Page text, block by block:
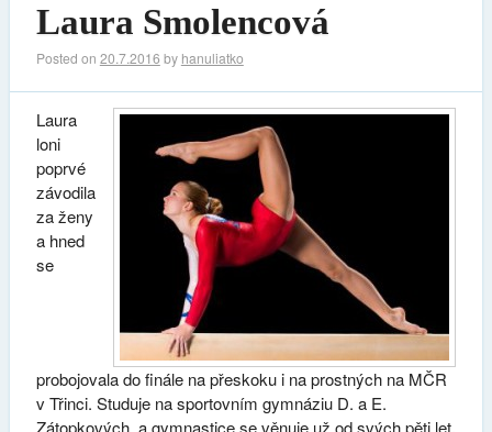
Laura Smolencová
Posted on 20.7.2016 by hanuliatko
Laura
loni
poprvé
závodila
za ženy
a hned
se
probojovala do finále na přeskoku i na prostných na MČR
v Třinci. Studuje na sportovním gymnáziu D. a E.
Zátopkových a gymnastice se věnuje už od svých pěti let.